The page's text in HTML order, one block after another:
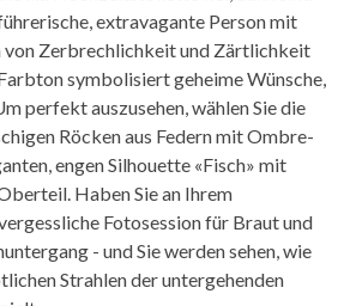
extravagante Person mit
von Zerbrechlichkeit und Zärtlichkeit
symbolisiert geheime Wünsche,
perfekt auszusehen, wählen Sie die
Röcken aus Federn mit Ombre-
engen Silhouette «Fisch» mit
Haben Sie an Ihrem
Fotosession für Braut und
- und Sie werden sehen, wie
Strahlen der untergehenden